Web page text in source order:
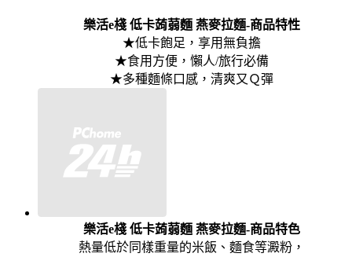
樂活e棧 低卡蒟蒻麵 燕麥拉麵-商品特性
★低卡飽足，享用無負擔
★食用方便，懶人/旅行必備
★多種麵條口感，清爽又Ｑ彈
樂活e棧 低卡蒟蒻麵 燕麥拉麵-商品特色
熱量低於同樣重量的米飯、麵食等澱粉，